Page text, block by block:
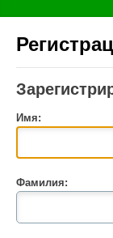
Имя:
Фамилия: